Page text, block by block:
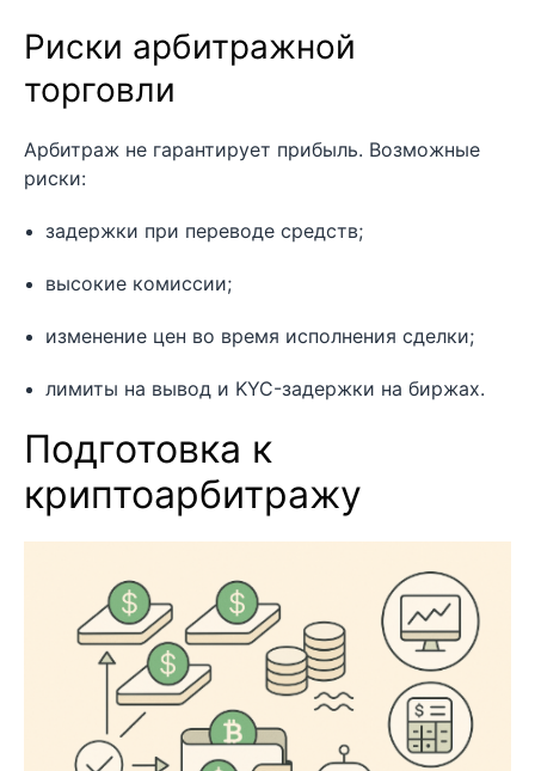
Риски арбитражной
торговли
Арбитраж не гарантирует прибыль. Возможные
риски:
задержки при переводе средств;
высокие комиссии;
изменение цен во время исполнения сделки;
лимиты на вывод и KYC-задержки на биржах.
Подготовка к
криптоарбитражу